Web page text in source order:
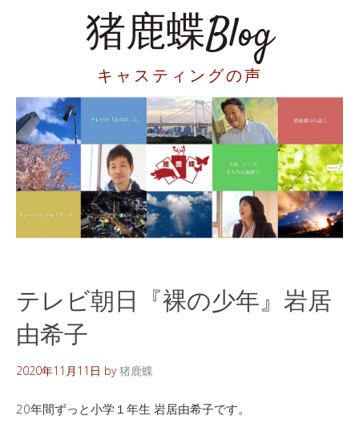
猪鹿蝶Blog
キャスティングの声
テレビ朝日『裸の少年』岩居
由希子
2020年11月11日 by猪鹿蝶
20年間ずっと小学１年生 岩居由希子です。